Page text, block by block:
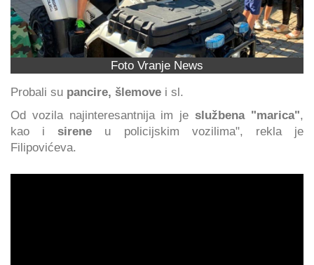
Foto Vranje News
Probali su pancire, šlemove i sl.
Od vozila najinteresantnija im je službena "marica",
kao isirene u policijskim vozilima", rekla je
Filipovićeva.